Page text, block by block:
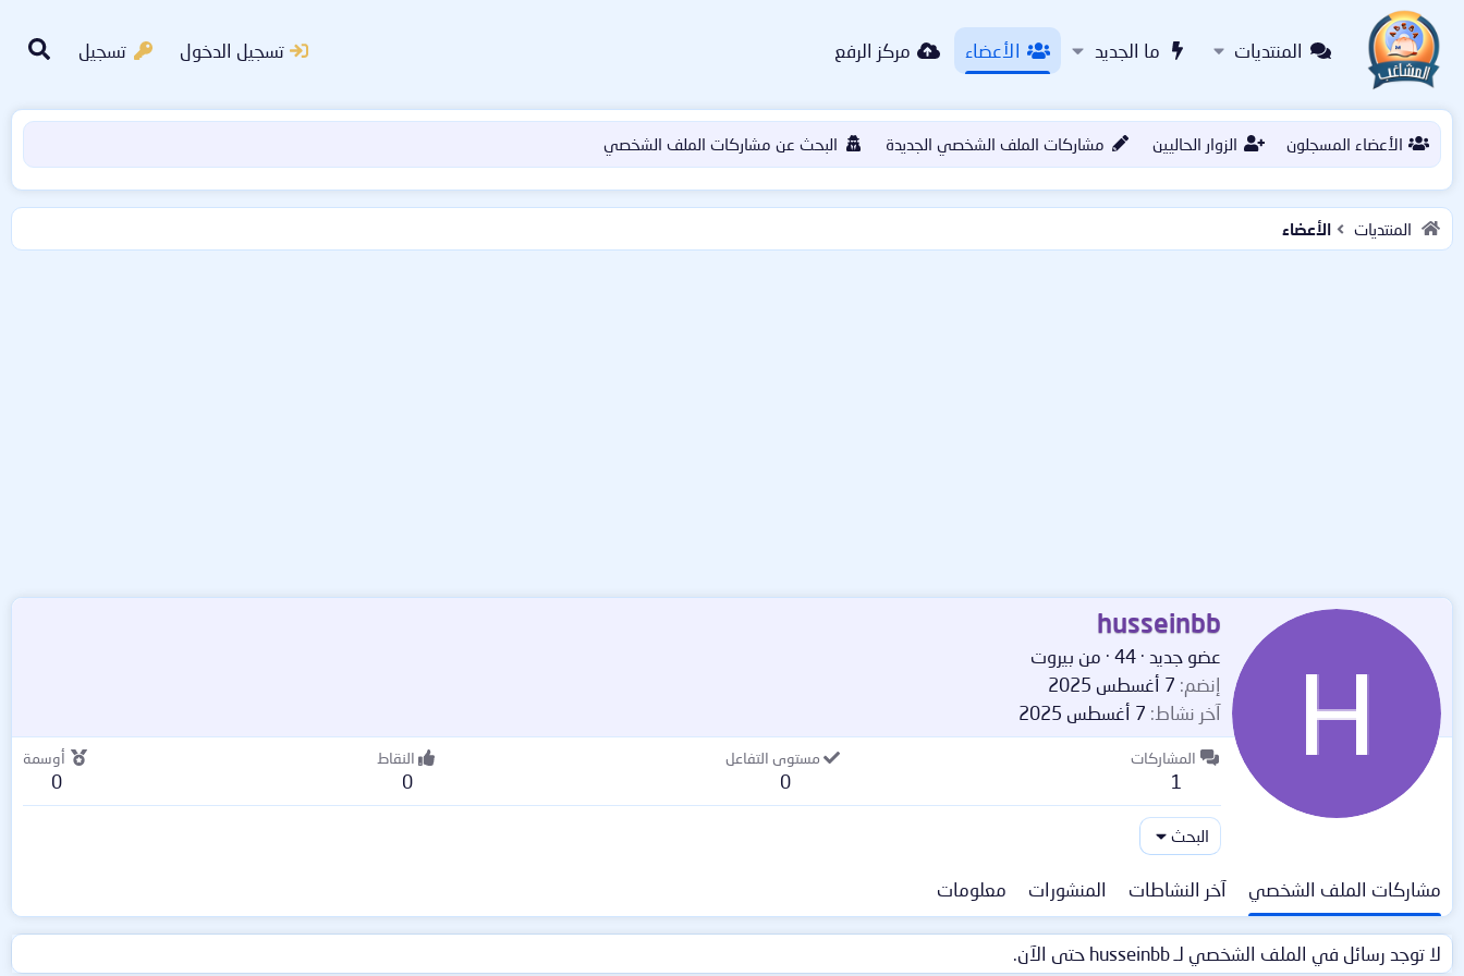
المنتديات ما الجديد الأعضاء مركز الرفع تسجيل الدخول تسجيل
الأعضاء المسجلون الزوار الحاليين مشاركات الملف الشخصي الجديدة البحث عن مشاركات الملف الشخصي
المنتديات الأعضاء
husseinbb
عضو جديد ·
· من بيروت
إنضم 7 أغسطس 2025
آخر نشاط 7 أغسطس 2025
المشاركات
1
مستوى التفاعل
0
النقاط
0
أوسمة
0
البحث
مشاركات الملف الشخصي آخر النشاطات المنشورات معلومات
لا توجد رسائل في الملف الشخصي لـ husseinbb حتى الآن.